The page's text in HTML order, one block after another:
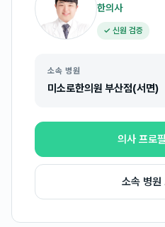
한의사
✓ 신원 검증
소속 병원
미소로한의원 부산점(서면)
의사 프로
소속 병